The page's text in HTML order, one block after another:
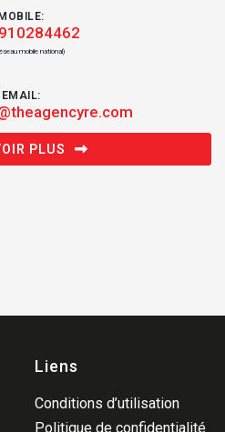
mobile national)
EMAIL:
PLUS
Liens
Conditions d’utilisation
Politique de confidentialité